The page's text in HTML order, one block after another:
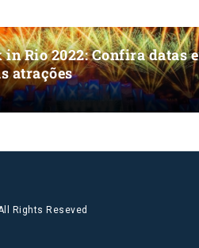
in Rio 2022: Confira datas e
atrações
Rights Reseved